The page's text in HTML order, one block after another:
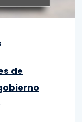
de